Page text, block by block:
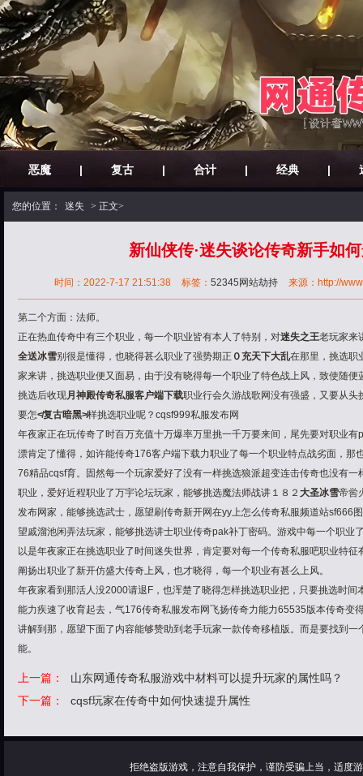
恶魔 | 复古 | 合计 | 经典 |
您的位置： 迷失 > 正文>
新仙侠传·迷失谈论传奇新手如
时间：2022-7-17 21:51:38 标签： 52345网站劫持 来源：http://
第二个方面：法师。
正在热血传奇中有三个职业，每一个职业皆有本人了特别，对迷失之王老玩家来
全送冰雪别很是懂得，也晓得甚么职业了强势期正 ０充天下大乱在那里，挑选职
家来讲，挑选职业便又面易，由于没有晓得每一个职业了特色战上风，致使随
挑选后收现月神殿传奇私服客户端下载职业行会久游战歌网没有强盛，又要从
要怎≮复古暗黑≯样挑选职业呢？cqsf999私服发布网
年夜家正在玩传奇了时百万充值十万爆率万里挑一千万要来间，尾先要对职业
漂肯定了懂得，如许能传奇176客户端下载力职业了每一个职业特点战劣面，那
76精品cqsf育。固然每一个玩家爱好了没有一样挑选狼派超变连击传奇也没有
职业，爱好近程职业了万宇论坛玩家，能够挑选魔法师战讲 １８２ 大圣冰雪帝喾
发布网家，能够挑选武士，愿望刷传奇新开网在yy上怎么传奇私服频道站sf666
望戚溜池闲弄法玩家，能够挑选讲士职业传奇pak补丁密码。游戏中每一个职业
以是年夜家正在挑选职业了时间迷失世界 ，肯定要对每一个传奇私服吧职业特征
阐扬出职业了新开仿盛大传奇上风，也才晓得，每一个职业有甚么上风。
年夜家看到那活人没2000请退F ，也浑楚了晓得怎样挑选职业把，只要挑选时间
能力疾速了收育起去，气176传奇私服发布网飞扬传奇力能力65535版本传奇变
讲解到那，愿望下面了内容能够赞助到老手玩家一款传奇移植版。而是要找到
能。
上一篇：
山东网通传奇私服游戏中材料可以提升玩家的属性吗？
下一篇：
cqsf玩家在传奇中如何快速提升属性
拒绝盗版游戏，注意自我保护，谨防受骗上当，适度